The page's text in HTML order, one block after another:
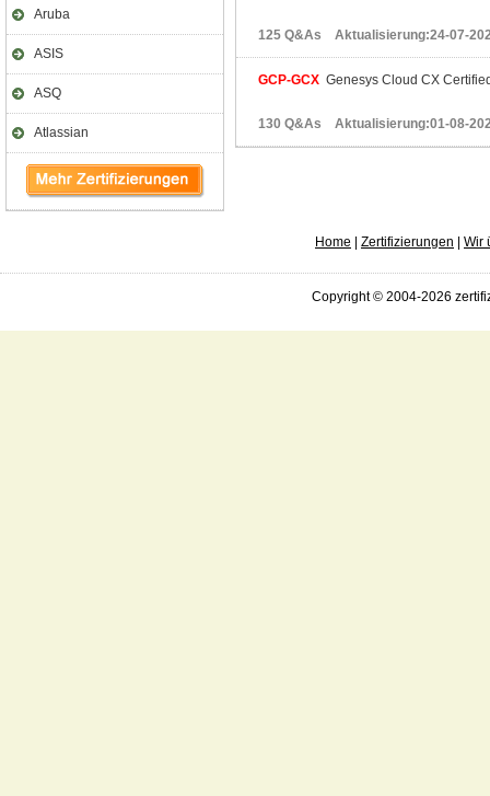
Aruba
ASIS
ASQ
Atlassian
125 Q&As Aktualisierung:24-07-
GCP-GCX Genesys Cloud CX
130 Q&As Aktualisierung:01-08-
Home Zertifizierungen Wir
Copyright © 2004-2026